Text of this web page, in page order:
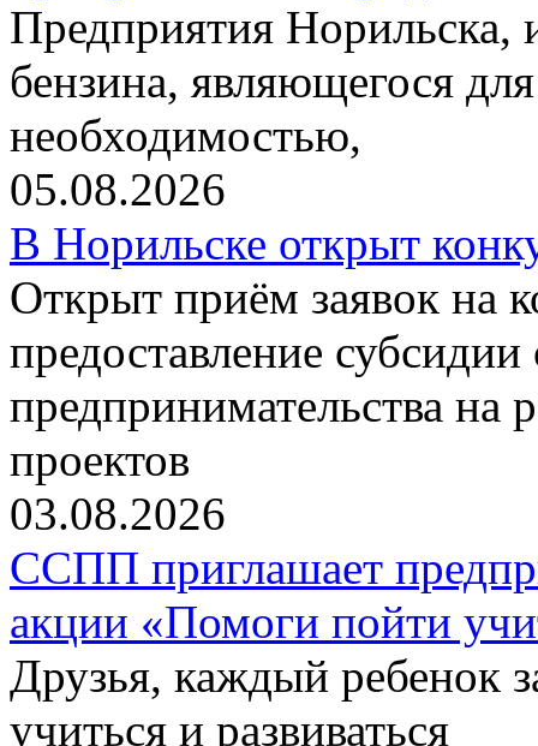
Предприятия
бензина, являющегося
необходимостью,
05.08.2026
В Норильске открыт
Открыт приём заявок на
предоставление
предпринимательства на
проектов
03.08.2026
ССПП приглашает
акции «Помоги пойти
Друзья, каждый ребенок
учиться и развиваться